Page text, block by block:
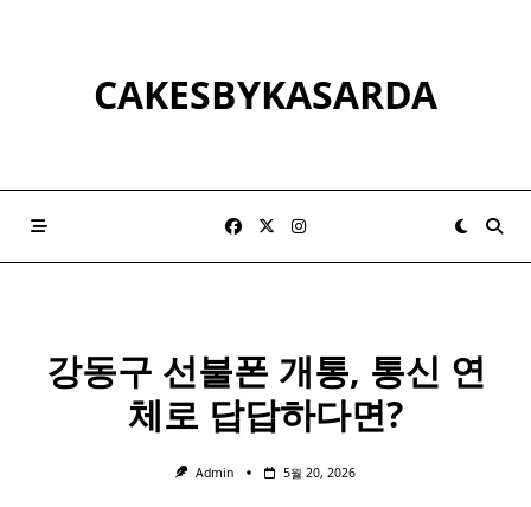
CAKESBYKASARDA
강동구 선불폰 개통, 통신 연
체로 답답하다면?
Admin 5월 20, 2026